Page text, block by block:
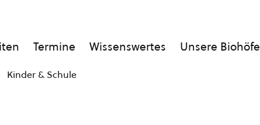
Termine Wissenswertes Unsere Biohöfe
Kinder & Schule